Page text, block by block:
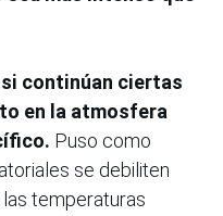
continúan ciertas
en la atmosfera
Puso como
se debiliten
temperaturas